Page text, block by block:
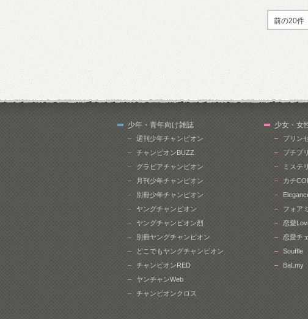
前の20件
少年・青年向け雑誌
週刊少年チャンピオン
チャンピオンBUZZ
グラビアチャンピオン
月刊少年チャンピオン
別冊少年チャンピオン
ヤングチャンピオン
ヤングチャンピオン烈
別冊ヤングチャンピオン
どこでもヤングチャンピオン
チャンピオンRED
ヤンチャンWeb
チャンピオンクロス
少女・女
プリン
プチプ
ミステ
カチ
フォア
恋愛
恋愛チ
Souffle
BaLmy